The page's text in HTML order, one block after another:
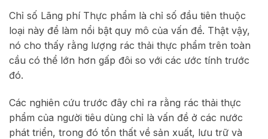
Chỉ số Lãng phí Thực phẩm là chỉ số đầu tiên thuộc
loại này để làm nổi bật quy mô của vấn đề. Thật vậy,
nó cho thấy rằng lượng rác thải thực phẩm trên toàn
cầu có thể lớn hơn gấp đôi so với các ước tính trước
đó.
Các nghiên cứu trước đây chỉ ra rằng rác thải thực
phẩm của người tiêu dùng chỉ là vấn đề ở các nước
phát triển, trong đó tổn thất về sản xuất, lưu trữ và